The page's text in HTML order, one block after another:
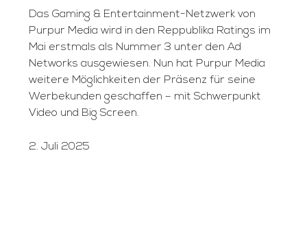
Das Gaming & Entertainment-Netzwerk von
Purpur Media wird in den Reppublika Ratings im
Mai erstmals als Nummer 3 unter den Ad
Networks ausgewiesen. Nun hat Purpur Media
weitere Möglichkeiten der Präsenz für seine
Werbekunden geschaffen – mit Schwerpunkt
Video und Big Screen.
2. Juli 2025